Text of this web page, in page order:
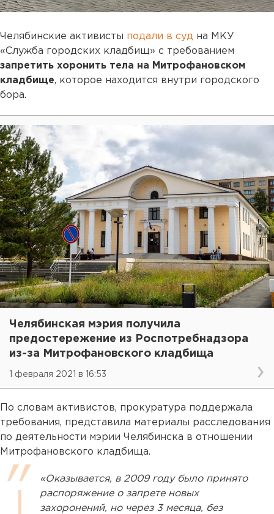
Челябинские активисты подали в суд на МКУ
«Служба городских кладбищ» с требованием
запретить хоронить тела на Митрофановском
кладбище, которое находится внутри городского
бора.
Челябинская мэрия получила
предостережение из Роспотребнадзора
из-за Митрофановского кладбища
1 февраля 2021 в 16:53
По словам активистов, прокуратура поддержала
требования, представила материалы расследования
по деятельности мэрии Челябинска в отношении
Митрофановского кладбища.
«Оказывается, в 2009 году было принято
распоряжение о запрете новых
захоронений, но через 3 месяца, без